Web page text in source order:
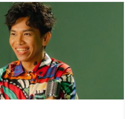
攝MV 化身愛神墜入情網"